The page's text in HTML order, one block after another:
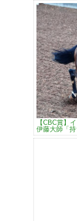
【CBC賞】
伊藤大師「